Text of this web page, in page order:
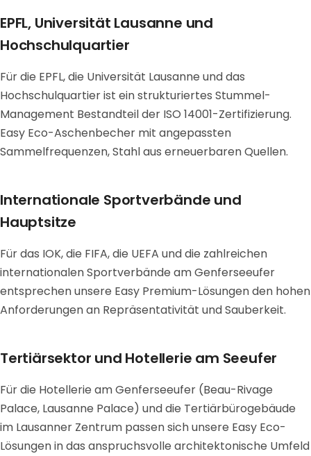
EPFL, Universität Lausanne und
Hochschulquartier
Für die EPFL, die Universität Lausanne und das
Hochschulquartier ist ein strukturiertes Stummel-
Management Bestandteil der ISO 14001-Zertifizierung.
Easy Eco-Aschenbecher mit angepassten
Sammelfrequenzen, Stahl aus erneuerbaren Quellen.
Internationale Sportverbände und
Hauptsitze
Für das IOK, die FIFA, die UEFA und die zahlreichen
internationalen Sportverbände am Genferseeufer
entsprechen unsere Easy Premium-Lösungen den hohen
Anforderungen an Repräsentativität und Sauberkeit.
Tertiärsektor und Hotellerie am Seeufer
Für die Hotellerie am Genferseeufer (Beau-Rivage
Palace, Lausanne Palace) und die Tertiärbürogebäude
im Lausanner Zentrum passen sich unsere Easy Eco-
Lösungen in das anspruchsvolle architektonische Umfeld